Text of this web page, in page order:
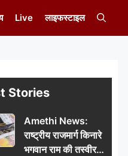
Live लाइफस्टाइल
Stories
Amethi News:
राष्ट्रीय राजमार्ग किनारे
भगवान राम की तस्वीर